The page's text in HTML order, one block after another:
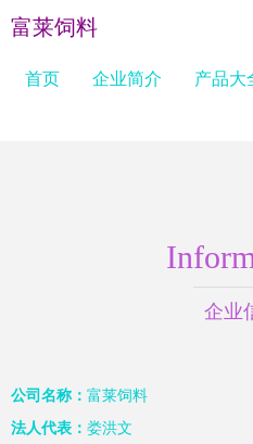
富莱饲料
首页 企业简介 产品大
企业
公司名称： 富莱饲料
法人代表： 娄洪文